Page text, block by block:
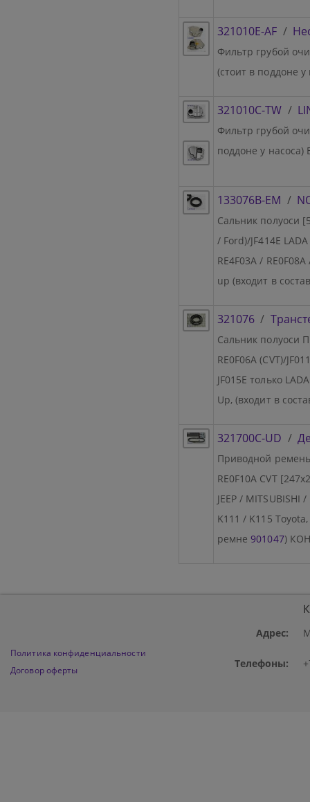
321010E-AF /
Фильтр грубой
(стоит в поддоне
321010C-TW /
Фильтр грубой
поддоне у
133076B-EM /
Сальник полуоси
/ Ford)/JF414E
RE4F03A /
up (входит в
321076 /
Сальник полуоси
RE0F06A (CVT)/
JF015E только
Up, (входит в
321700C-UD /
Приводной
RE0F10A CVT
JEEP / MITSUBISHI
K111 / K115
ремне901047)
Политика конфиденциальности
Договор оферты
Адрес:
Телефоны: